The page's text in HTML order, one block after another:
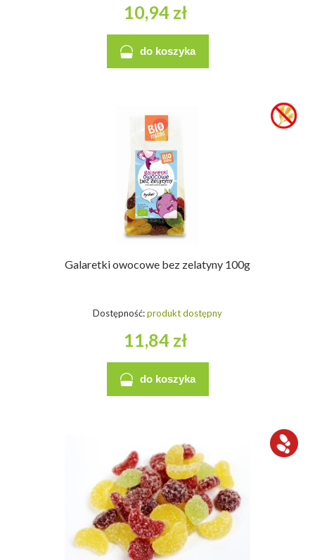
10,94 zł
do koszyka
Galaretki owocowe bez zelatyny 100g
Dostępność:produkt dostępny
11,84 zł
do koszyka